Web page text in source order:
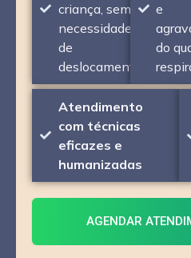
criança, sem
necessidade
de
deslocamento
e
do
Atendimento
com técnicas
eficazes e
humanizadas
AGENDAR